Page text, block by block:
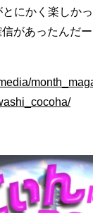
とにかく楽しか
があったんだー